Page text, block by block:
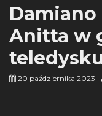
Damiano
Anitta w
20 października 2023